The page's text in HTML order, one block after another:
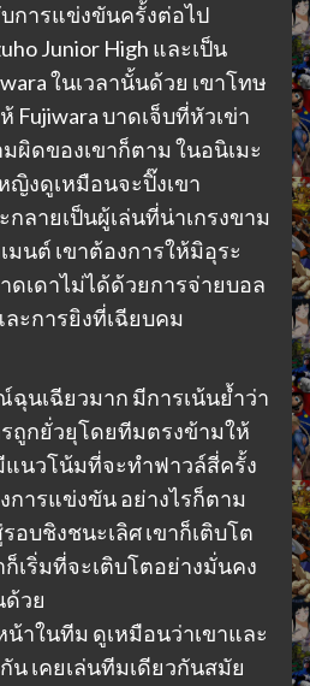
การแข่งขันครั้งต่อไป
Junior High และเป็น
ในเวลานั้นด้วย เขาโทษ
Fujiwara บาดเจ็บที่หัวเข่า
ผิดของเขาก็ตาม ในอนิเมะ
ญิงดูเหมือนจะปิ๊งเขา
ลายเป็นผู้เล่นที่น่าเกรงขาม
นต์ เขาต้องการให้มิอุระ
ดเดาไม่ได้ด้วยการจ่ายบอล
ะการยิงที่เฉียบคม
นเฉียวมาก มีการเน้นย้ำว่า
ถูกยั่วยุโดยทีมตรงข้ามให้
นวโน้มที่จะทำฟาวล์สี่ครั้ง
การแข่งขัน อย่างไรก็ตาม
บชิงชนะเลิศ เขาก็เติบโต
เริ่มที่จะเติบโตอย่างมั่นคง
วย
น้าในทีม ดูเหมือนว่าเขาและ
น เคยเล่นทีมเดียวกันสมัย